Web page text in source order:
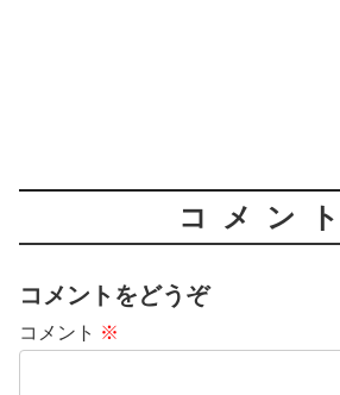
コメント
コメントをどうぞ
コメント ※